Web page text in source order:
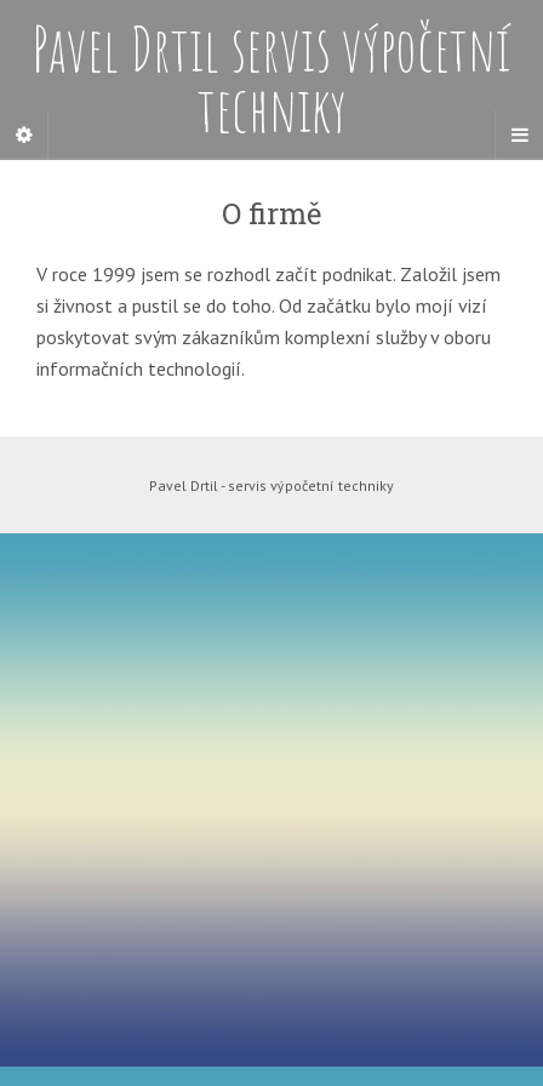
Pavel Drtil servis výpočetní
techniky
O firmě
V roce 1999 jsem se rozhodl začít podnikat. Založil jsem
si živnost a pustil se do toho. Od začátku bylo mojí vizí
poskytovat svým zákazníkům komplexní služby v oboru
informačních technologií.
Pavel Drtil - servis výpočetní techniky